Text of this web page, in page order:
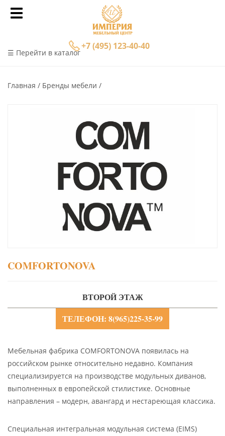
+7 (495) 123-40-40
☰ Перейти в каталог
Главная Бренды мебели
COMFORTONOVA
ВТОРОЙ ЭТАЖ
ТЕЛЕФОН: 8(965)225-35-99
Мебельная фабрика COMFORTONOVA появилась на
российском рынке относительно недавно. Компания
специализируется на производстве модульных диванов,
выполненных в европейской стилистике. Основные
направления – модерн, авангард и нестареющая классика.
Специальная интегральная модульная система (EIMS)